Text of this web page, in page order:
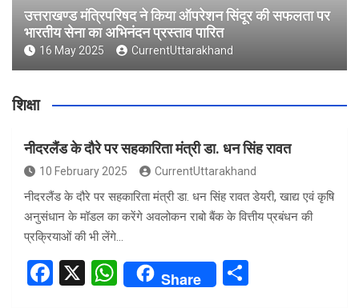
उत्तराखण्ड मंत्रिपरिषद ने किया ऑपरेशन सिंदूर की सफलता पर
भारतीय सेना का अभिनंदन प्रस्ताव पारित
16 May 2025 CurrentUttarakhand
शिक्षा
नीदरलैंड के दौरे पर सहकारिता मंत्री डा. धन सिंह रावत
10 February 2025 CurrentUttarakhand
नीदरलैंड के दौरे पर सहकारिता मंत्री डा. धन सिंह रावत डेयरी, खाद्य एवं कृषि
अनुसंधान के मॉडल का करेंगे अवलोकन राबो बैंक के वित्तीय प्रबंधन की
प्रक्रियाओं की भी लेंगे…
F
X
W
Share